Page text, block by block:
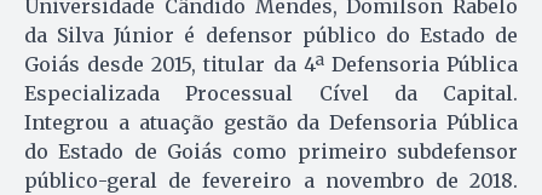
Universidade Cândido Mendes, Domilson Rabelo
da Silva Júnior é defensor público do Estado de
Goiás desde 2015, titular da 4ª Defensoria Pública
Especializada Processual Cível da Capital.
Integrou a atuação gestão da Defensoria Pública
do Estado de Goiás como primeiro subdefensor
público-geral de fevereiro a novembro de 2018.